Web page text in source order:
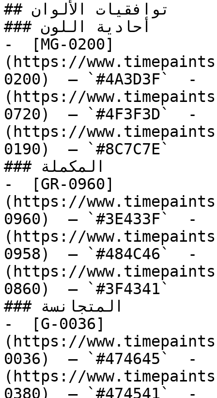
## توافقيات الألوان
### أحادية اللون
-  [MG-0200]
(https://
0200)  — `#4A3D3F`  -
(https://
0720)  — `#4F3F3D`  -
(https://
0190)  — `#8C7C7E`
### المكملة
-  [GR-0960]
(https://
0960)  — `#3E433F`  -
(https://
0958)  — `#484C46`  -
(https://
0860)  — `#3F4341`
### المتجانسة
-  [G-0036]
(https://
0036)  — `#474645`  -
(https://
0380)  — `#474541`  -